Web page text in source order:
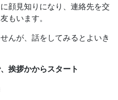
顔見知りになり、連絡先を交
もいます。
んが、話をしてみるとよいき
挨拶かからスタート